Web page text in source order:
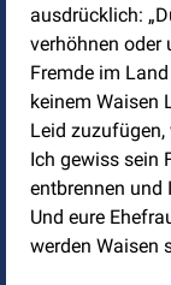
ausdrücklich:
verhöhnen oder
Fremde im
keinem Waisen
Leid zuzufügen,
Ich gewiss sein
entbrennen und
Und eure
werden Waisen